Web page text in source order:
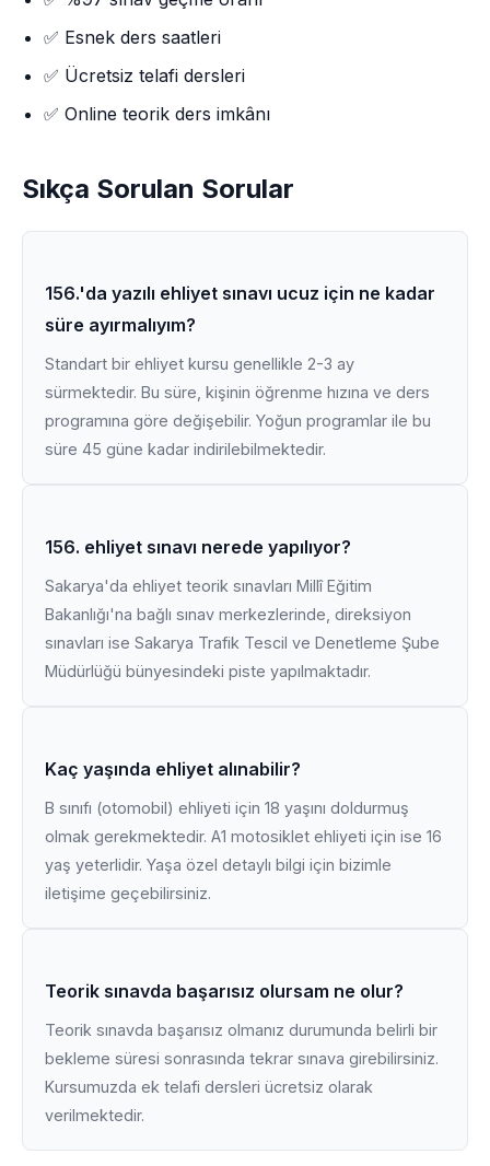
✅ Esnek ders saatleri
✅ Ücretsiz telafi dersleri
✅ Online teorik ders imkânı
Sıkça Sorulan Sorular
156.'da yazılı ehliyet sınavı ucuz için ne kadar
süre ayırmalıyım?
Standart bir ehliyet kursu genellikle 2-3 ay
sürmektedir. Bu süre, kişinin öğrenme hızına ve ders
programına göre değişebilir. Yoğun programlar ile bu
süre 45 güne kadar indirilebilmektedir.
156. ehliyet sınavı nerede yapılıyor?
Sakarya'da ehliyet teorik sınavları Millî Eğitim
Bakanlığı'na bağlı sınav merkezlerinde, direksiyon
sınavları ise Sakarya Trafik Tescil ve Denetleme Şube
Müdürlüğü bünyesindeki piste yapılmaktadır.
Kaç yaşında ehliyet alınabilir?
B sınıfı (otomobil) ehliyeti için 18 yaşını doldurmuş
olmak gerekmektedir. A1 motosiklet ehliyeti için ise 16
yaş yeterlidir. Yaşa özel detaylı bilgi için bizimle
iletişime geçebilirsiniz.
Teorik sınavda başarısız olursam ne olur?
Teorik sınavda başarısız olmanız durumunda belirli bir
bekleme süresi sonrasında tekrar sınava girebilirsiniz.
Kursumuzda ek telafi dersleri ücretsiz olarak
verilmektedir.